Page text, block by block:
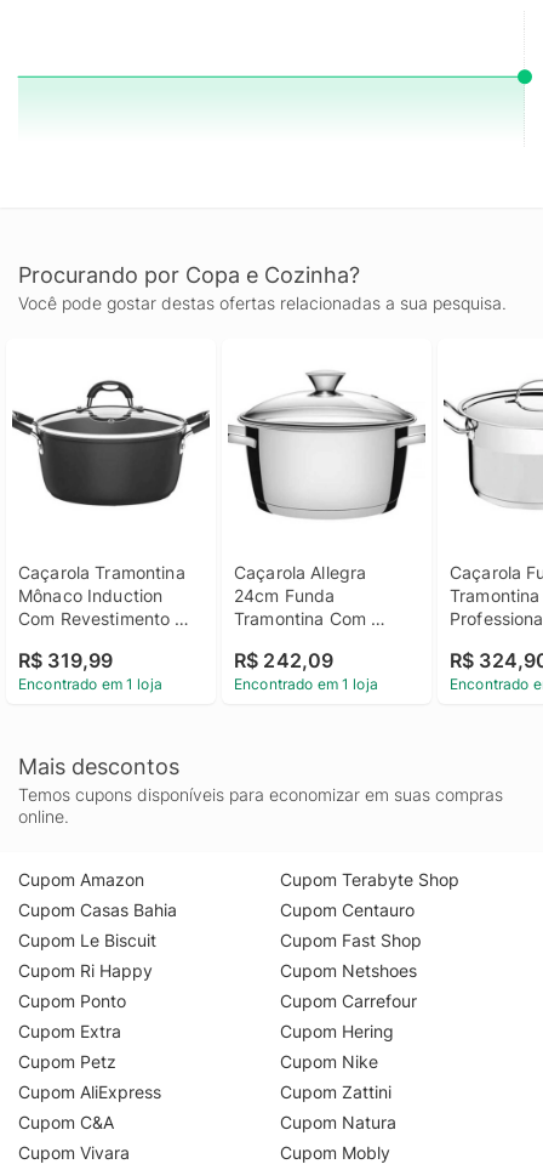
Procurando por Copa e Cozinha?
Você pode gostar destas ofertas relacionadas a sua pesquisa.
Caçarola Tramontina
Mônaco Induction
Com Revestimento
Premium Preto Com
Tampa 20cm
R$ 319,99
Encontrado em 1 loja
Caçarola Allegra
24cm Funda
Tramontina Com
Inox
R$ 242,09
Encontrado em 1 loja
Caçarola
Tramontina
Satinado
R$
Encontrado
Mais descontos
Temos cupons disponíveis para economizar em suas compras
online.
Cupom Amazon
Cupom Casas Bahia
Cupom Le Biscuit
Cupom Ri Happy
Cupom Ponto
Cupom Extra
Cupom Petz
Cupom AliExpress
Cupom C&A
Cupom Vivara
Cupom Terabyte Shop
Cupom Centauro
Cupom Fast Shop
Cupom Netshoes
Cupom Carrefour
Cupom Hering
Cupom Nike
Cupom Zattini
Cupom Natura
Cupom Mobly